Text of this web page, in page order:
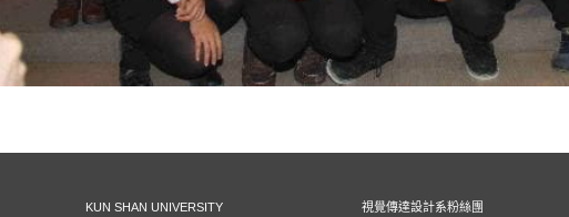
KUN SHAN UNIVERSITY 視覺傳達設計系粉絲團